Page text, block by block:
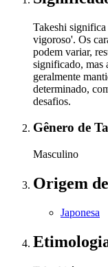
Takeshi
vigoroso'. Os
podem variar,
significado, mas
geralmente
determinado,
desafios.
Gênero de
Masculino
Origem
Japonesa